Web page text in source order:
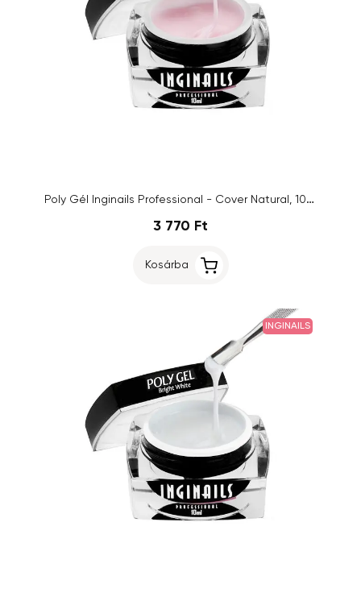
Poly Gél Inginails Professional - Cover Natural, 10ml
3 770 Ft
Kosárba
INGINAILS